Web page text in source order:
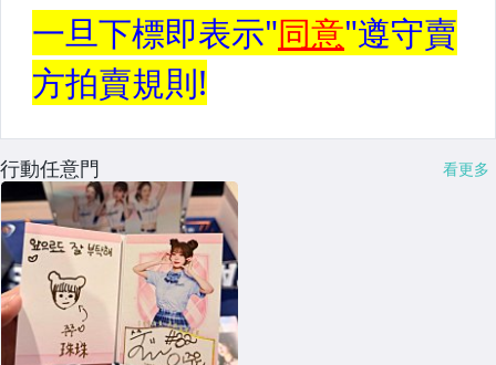
行動任意門 看更多